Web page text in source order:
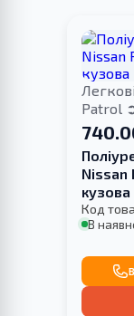
Patrol
Nissan
Код
В